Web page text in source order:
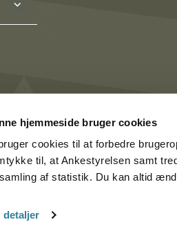
hjemmeside bruger cookies
cookies til at forbedre
til, at Ankestyrelsen samt
af statistik. Du kan altid
detaljer